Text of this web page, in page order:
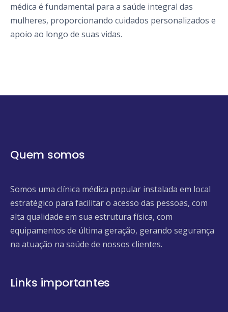
médica é fundamental para a saúde integral das
mulheres, proporcionando cuidados personalizados e
apoio ao longo de suas vidas.
Quem somos
Somos uma clínica médica popular instalada em local
estratégico para facilitar o acesso das pessoas, com
alta qualidade em sua estrutura física, com
equipamentos de última geração, gerando segurança
na atuação na saúde de nossos clientes.
Links importantes